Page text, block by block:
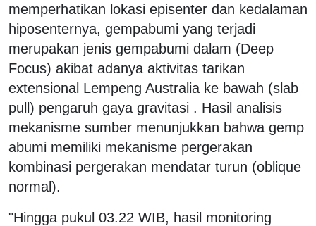
memperhatikan lokasi episenter dan kedalaman
hiposenternya, gempabumi yang terjadi
merupakan jenis gempabumi dalam (Deep
Focus) akibat adanya aktivitas tarikan
extensional Lempeng Australia ke bawah (slab
pull) pengaruh gaya gravitasi . Hasil analisis
mekanisme sumber menunjukkan bahwa gemp
abumi memiliki mekanisme pergerakan
kombinasi pergerakan mendatar turun (oblique
normal).
"Hingga pukul 03.22 WIB, hasil monitoring